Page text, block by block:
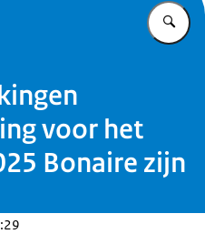
voor het
Bonaire zijn